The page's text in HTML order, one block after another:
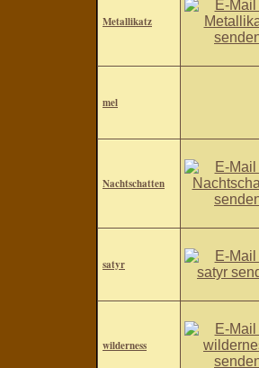
Metallikatz
mel
Nachtschatten
satyr
wilderness